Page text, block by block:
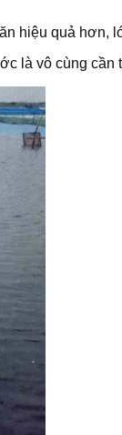
hiệu quả hơn,
là vô cùng cần